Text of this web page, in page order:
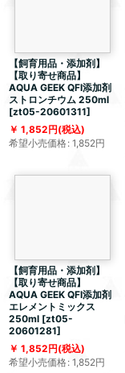
【飼育用品・添加剤】
【取り寄せ商品】
AQUA GEEK QFI添加剤
ストロンチウム 250ml
[zt05-20601311]
1,852円(税込)
希望小売価格: 1,852円
【飼育用品・添加剤】
【取り寄せ商品】
AQUA GEEK QFI添加剤
エレメントミックス
250ml [zt05-
20601281]
1,852円(税込)
希望小売価格: 1,852円